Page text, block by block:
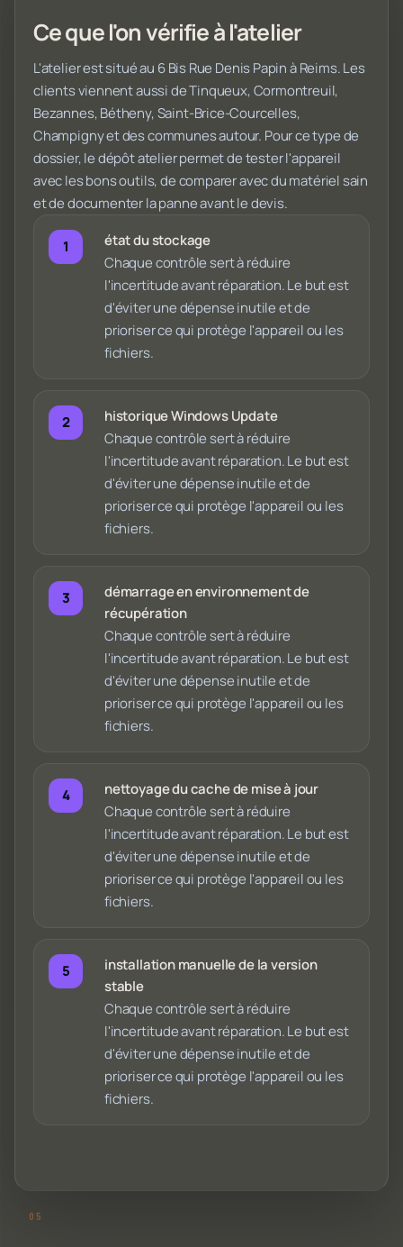
Ce que l'on vérifie à l'atelier
L'atelier est situé au 6 Bis Rue Denis Papin à Reims. Les
clients viennent aussi de Tinqueux, Cormontreuil,
Bezannes, Bétheny, Saint-Brice-Courcelles,
Champigny et des communes autour. Pour ce type de
dossier, le dépôt atelier permet de tester l'appareil
avec les bons outils, de comparer avec du matériel sain
et de documenter la panne avant le devis.
état du stockage
Chaque contrôle sert à réduire
l'incertitude avant réparation. Le but est
d'éviter une dépense inutile et de
prioriser ce qui protège l'appareil ou les
fichiers.
historique Windows Update
Chaque contrôle sert à réduire
l'incertitude avant réparation. Le but est
d'éviter une dépense inutile et de
prioriser ce qui protège l'appareil ou les
fichiers.
démarrage en environnement de
récupération
Chaque contrôle sert à réduire
l'incertitude avant réparation. Le but est
d'éviter une dépense inutile et de
prioriser ce qui protège l'appareil ou les
fichiers.
nettoyage du cache de mise à jour
Chaque contrôle sert à réduire
l'incertitude avant réparation. Le but est
d'éviter une dépense inutile et de
prioriser ce qui protège l'appareil ou les
fichiers.
installation manuelle de la version
stable
Chaque contrôle sert à réduire
l'incertitude avant réparation. Le but est
d'éviter une dépense inutile et de
prioriser ce qui protège l'appareil ou les
fichiers.